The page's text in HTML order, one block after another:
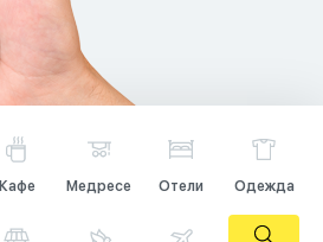
Кафе Медресе Отели Одежда